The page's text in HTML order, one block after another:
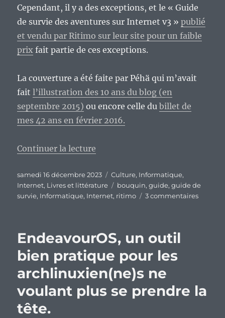
Cependant, il y a des exceptions, et le « Guide
de survie des aventures sur Internet v3 »publié
et vendu par Ritimo sur leur site pour un faible
prix fait partie de ces exceptions.
La couverture a été faite par Péhä qui m’avait
faitl’illustration des 10 ans du blog (en
septembre 2015) ou encore celle dubillet de
mes 42 ans en février 2016.
Continuer la lecture
Publié
le
samedi 16 décembre 2023 Catégories
Culture, Informatique,
Internet, Livres et littérature Étiquettes
bouquin,guide,guide de
survie, Informatique, Internet, ritimo 3 commentairessur
v3 »,
EndeavourOS, un outil
bien pratique pour les
archlinuxien(ne)s ne
voulant plus se prendre la
tête.